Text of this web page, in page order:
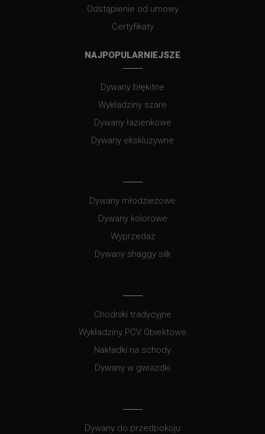
Odstąpienie od umowy
Certyfikaty
NAJPOPULARNIEJSZE
Dywany błękitne
Wykładziny szare
Dywany łazienkowe
Dywany ekskluzywne
Dywany młodzieżowe
Dywany kolorowe
Wyprzedaż
Dywany shaggy silk
Chodniki tradycyjne
Wykładziny PCV Obiektowe
Nakładki na schody
Dywany w gwiazdki
Dywany do przedpokoju